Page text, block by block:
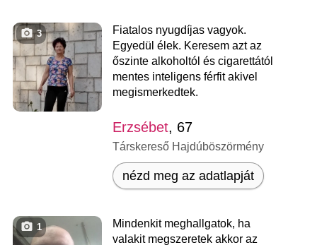
3
Fiatalos nyugdíjas vagyok.
Egyedül élek. Keresem azt az
őszinte alkoholtól és cigarettától
mentes inteligens férfit akivel
megismerkedtek.
Erzsébet, 67
Társkereső Hajdúböszörmény
nézd meg az adatlapját
1
Mindenkit meghallgatok, ha
valakit megszeretek akkor az